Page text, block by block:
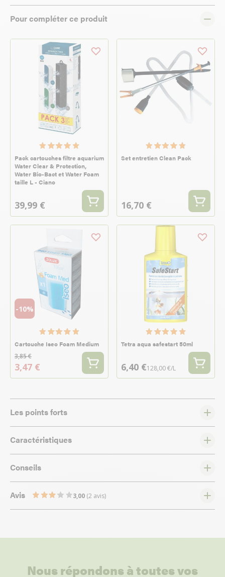
Pour compléter ce produit
Pack cartouches filtre aquarium
Water Clear & Protection,
Water Bio-Bact et Water Foam
taille L - Ciano
39,99 €
Set entretien Clean Pack
16,70 €
-10%
Cartouche Iseo Foam Medium
3,85 €
3,47 €
Tetra aqua safestart 50ml
6,40 €128,00 €/L
Les points forts
Caractéristiques
Conseils
Avis 3,00 (2 avis)
Nous répondons à toutes vos